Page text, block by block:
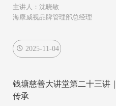
主讲人：沈晓敏
海康威视品牌管理部总经理
2025-11-04
钱塘慈善大讲堂第二十三讲
传承